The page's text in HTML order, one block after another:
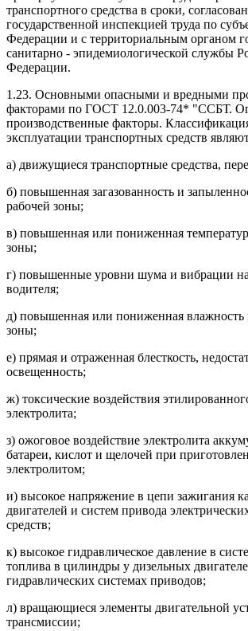
транспортного средства в сроки,
государственной инспекцией труда по
Федерации и с территориальным органом
санитарно - эпидемиологической службы
Федерации.
1.23. Основными опасными и вредными
факторами по ГОСТ 12.0.003-74* "ССБТ.
производственные факторы.
эксплуатации транспортных средств
а) движущиеся транспортные средства,
б) повышенная загазованность и
рабочей зоны;
в) повышенная или пониженная
зоны;
г) повышенные уровни шума и вибрации на
водителя;
д) повышенная или пониженная влажность
зоны;
е) прямая и отраженная блесткость,
освещенность;
ж) токсические воздействия
электролита;
з) ожоговое воздействие электролита
батареи, кислот и щелочей при
электролитом;
и) высокое напряжение в цепи зажигания
двигателей и систем привода
средств;
к) высокое гидравлическое давление в
топлива в цилиндры у дизельных
гидравлических системах приводов;
л) вращающиеся элементы двигательной
трансмиссии;